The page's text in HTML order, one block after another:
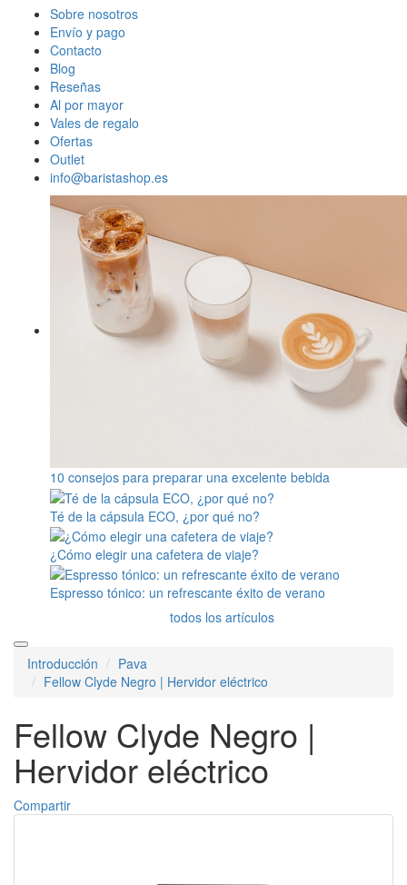
Sobre nosotros
Envío y pago
Contacto
Blog
Reseñas
Al por mayor
Vales de regalo
Ofertas
Outlet
info@baristashop.es
10 consejos para preparar una excelente bebida
Té de la cápsula ECO, ¿por qué no?
¿Cómo elegir una cafetera de viaje?
Espresso tónico: un refrescante éxito de verano
todos los artículos
Introducción
Pava
Fellow Clyde Negro | Hervidor eléctrico
Fellow Clyde Negro |
Hervidor eléctrico
Compartir